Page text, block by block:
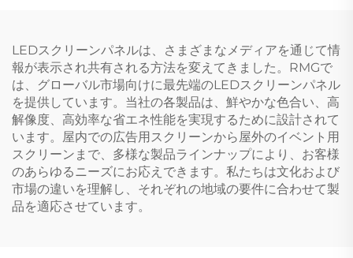
LEDスクリーンパネルは、さまざまなメディアを通じて情
報が表示され共有される方法を変えてきました。RMGで
は、グローバル市場向けに最先端のLEDスクリーンパネル
を提供しています。当社の各製品は、鮮やかな色合い、高
解像度、高効率な省エネ性能を実現するために設計されて
います。屋内での広告用スクリーンから屋外のイベント用
スクリーンまで、多様な製品ラインナップにより、お客様
のあらゆるニーズにお応えできます。私たちは文化および
市場の違いを理解し、それぞれの地域の要件に合わせて製
品を適応させています。